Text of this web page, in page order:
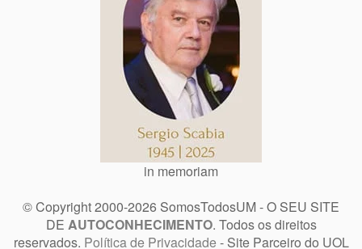
in memoriam
© Copyright 2000-2026 SomosTodosUM - O SEU SITE
DE AUTOCONHECIMENTO. Todos os direitos
reservados. Política de Privacidade - Site Parceiro do UOL